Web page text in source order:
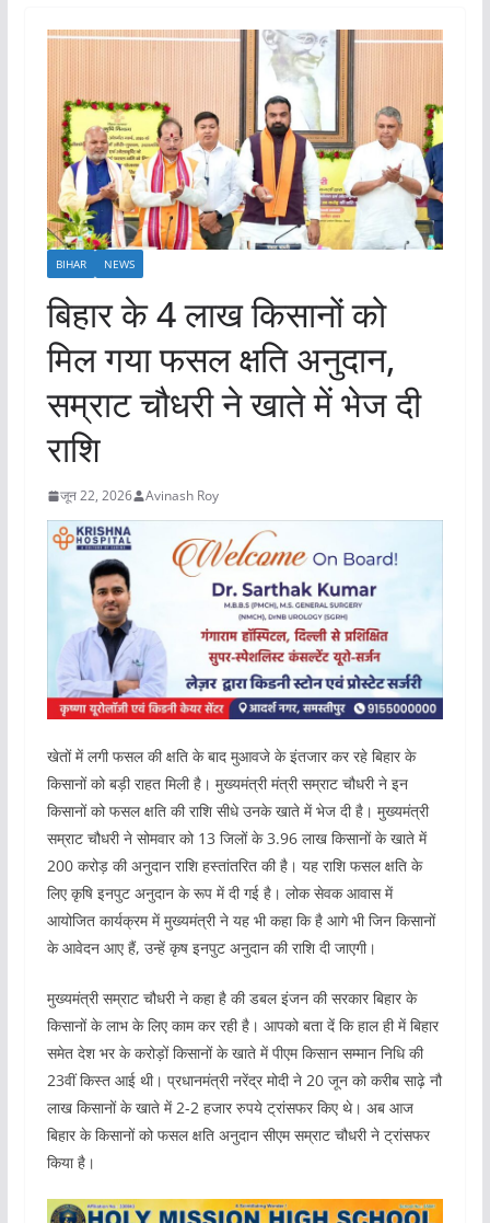
BIHAR NEWS
बिहार के 4 लाख किसानों को
मिल गया फसल क्षति अनुदान,
सम्राट चौधरी ने खाते में भेज दी
राशि
जून 22, 2026 Avinash Roy
खेतों में लगी फसल की क्षति के बाद मुआवजे के इंतजार कर रहे बिहार के
किसानों को बड़ी राहत मिली है। मुख्यमंत्री मंत्री सम्राट चौधरी ने इन
किसानों को फसल क्षति की राशि सीधे उनके खाते में भेज दी है। मुख्यमंत्री
सम्राट चौधरी ने सोमवार को 13 जिलों के 3.96 लाख किसानों के खाते में
200 करोड़ की अनुदान राशि हस्तांतरित की है। यह राशि फसल क्षति के
लिए कृषि इनपुट अनुदान के रूप में दी गई है। लोक सेवक आवास में
आयोजित कार्यक्रम में मुख्यमंत्री ने यह भी कहा कि है आगे भी जिन किसानों
के आवेदन आए हैं, उन्हें कृष इनपुट अनुदान की राशि दी जाएगी।
मुख्यमंत्री सम्राट चौधरी ने कहा है की डबल इंजन की सरकार बिहार के
किसानों के लाभ के लिए काम कर रही है। आपको बता दें कि हाल ही में बिहार
समेत देश भर के करोड़ों किसानों के खाते में पीएम किसान सम्मान निधि की
23वीं किस्त आई थी। प्रधानमंत्री नरेंद्र मोदी ने 20 जून को करीब साढ़े नौ
लाख किसानों के खाते में 2-2 हजार रुपये ट्रांसफर किए थे। अब आज
बिहार के किसानों को फसल क्षति अनुदान सीएम सम्राट चौधरी ने ट्रांसफर
किया है।